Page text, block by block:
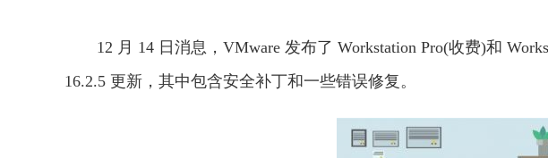
12 月 14 日消息，VMware 发布了 Workstation Pro(收费)和
16.2.5 更新，其中包含安全补丁和一些错误修复。